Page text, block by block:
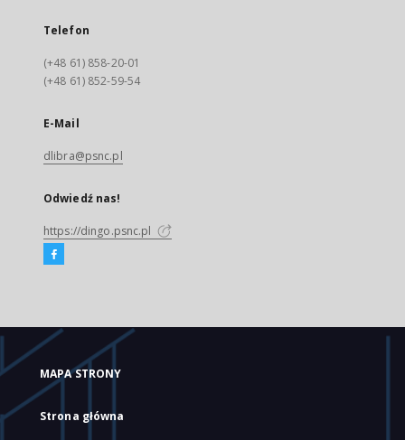
Telefon
(+48 61) 858-20-01
(+48 61) 852-59-54
E-Mail
dlibra@psnc.pl
Odwiedź nas!
https://dingo.psnc.pl
MAPA STRONY
Strona główna